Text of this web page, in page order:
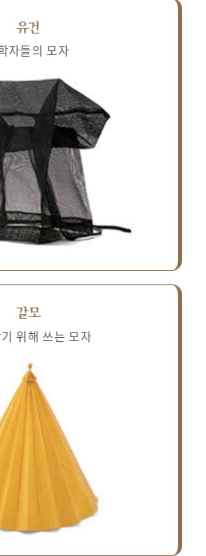
유건
자들의 모자
갈모
위해 쓰는 모자